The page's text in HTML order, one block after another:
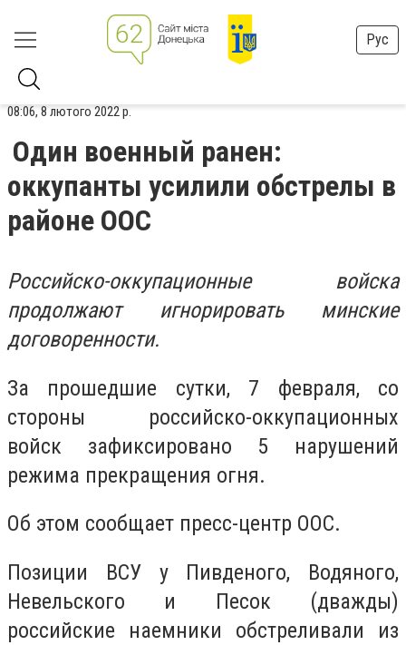
Рус
08:06, 8 лютого 2022 р.
Один военный ранен:
оккупанты усилили обстрелы в
районе ООС
Российско-оккупационные войска
продолжают игнорировать минские
договоренности.
За прошедшие сутки, 7 февраля, со
стороны российско-оккупационных
войск зафиксировано 5 нарушений
режима прекращения огня.
Об этом сообщает пресс-центр ООС.
Позиции ВСУ у Пивденого, Водяного,
Невельского и Песок (дважды)
российские наемники обстреливали из